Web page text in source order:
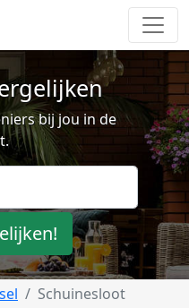
bij jou in de
Schuinesloot